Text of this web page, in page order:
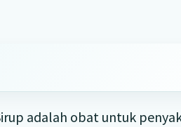
adalah obat untuk